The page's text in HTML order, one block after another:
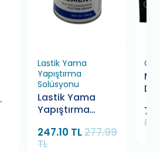
Lastik Yama
Yapıştırma
Solüsyonu
Lastik Yama
Yapıştırma
Bamek 280 gr.
247.10 TL277.99
TL